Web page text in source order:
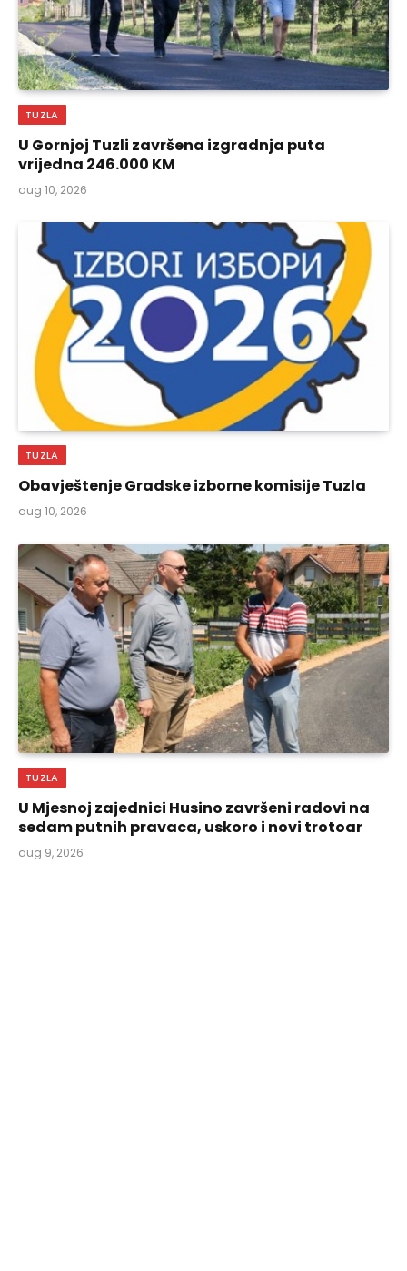
TUZLA
U Gornjoj Tuzli završena izgradnja puta
vrijedna 246.000 KM
aug 10, 2026
TUZLA
Obavještenje Gradske izborne komisije Tuzla
aug 10, 2026
TUZLA
U Mjesnoj zajednici Husino završeni radovi na
sedam putnih pravaca, uskoro i novi trotoar
aug 9, 2026